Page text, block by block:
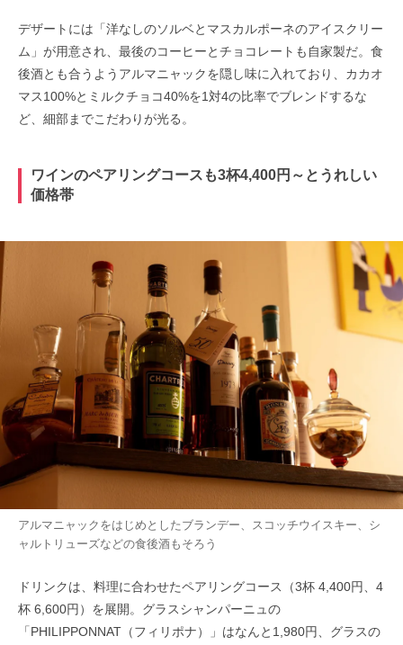
デザートには「洋なしのソルベとマスカルポーネのアイスクリー
ム」が用意され、最後のコーヒーとチョコレートも自家製だ。食
後酒とも合うようアルマニャックを隠し味に入れており、カカオ
マス100%とミルクチョコ40%を1対4の比率でブレンドするな
ど、細部までこだわりが光る。
ワインのペアリングコースも3杯4,400円～とうれしい
価格帯
アルマニャックをはじめとしたブランデー、スコッチウイスキー、シ
ャルトリューズなどの食後酒もそろう
ドリンクは、料理に合わせたペアリングコース（3杯 4,400円、4
杯 6,600円）を展開。グラスシャンパーニュの
「PHILIPPONNAT（フィリポナ）」はなんと1,980円、グラスの